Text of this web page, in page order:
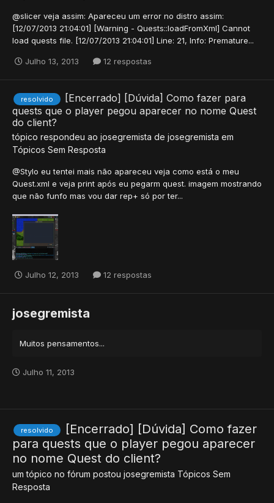
@slicer veja assim: Apareceu um error no distro assim:
[12/07/2013 21:04:01] [Warning - Quests::loadFromXml] Cannot
load quests file. [12/07/2013 21:04:01] Line: 21, Info: Premature...
Julho 13, 2013 12 respostas
resolvido
[Encerrado] [Dúvida] Como fazer para
quests que o player pegou aparecer no nome Quest
do client?
tópico respondeu ao josegremista de josegremista em
Tópicos Sem Resposta
@Stylo eu tentei mais não apareceu veja como está o meu
Quest.xml e veja print após eu pegarm quest. imagem mostrando
que não funfo mas vou dar rep+ só por ter...
Julho 12, 2013 12 respostas
josegremista
Muitos pensamentos...
Julho 11, 2013
resolvido
[Encerrado] [Dúvida] Como fazer
para quests que o player pegou aparecer
no nome Quest do client?
um tópico no fórum postou josegremista Tópicos Sem
Resposta